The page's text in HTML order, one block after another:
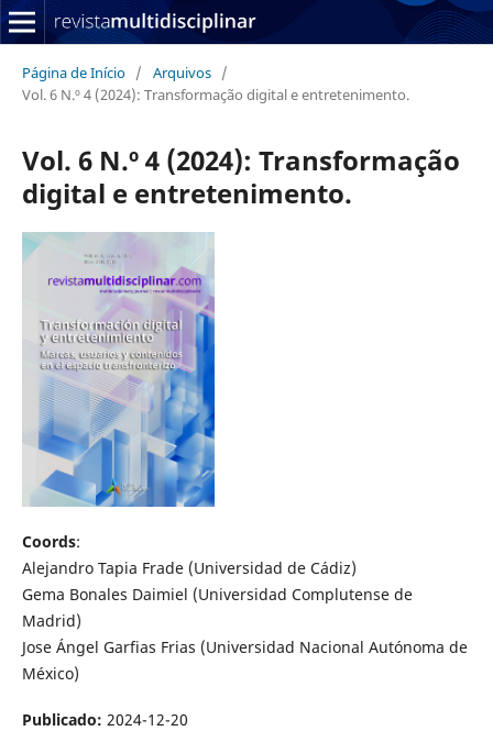
Página de Início / Arquivos /
Vol. 6 N.º 4 (2024): Transformação digital e entretenimento.
Vol. 6 N.º 4 (2024): Transformação
digital e entretenimento.
Coords:
Alejandro Tapia Frade (Universidad de Cádiz)
Gema Bonales Daimiel (Universidad Complutense de
Madrid)
Jose Ángel Garfias Frias (Universidad Nacional Autónoma de
México)
Publicado: 2024-12-20